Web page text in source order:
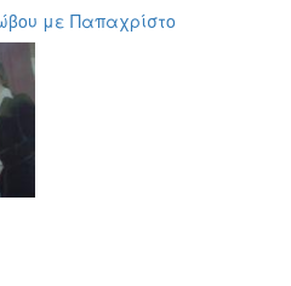
με Παπαχρίστο